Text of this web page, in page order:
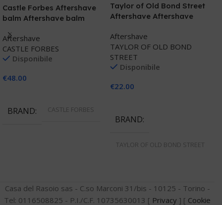
Castle Forbes Aftershave
balm Aftershave balm
Aftershave
CASTLE FORBES
Disponibile
€48.00
BRAND CASTLE FORBES
Taylor of Old Bond Street
Aftershave Aftershave
Aftershave
TAYLOR OF OLD BOND
STREET
Disponibile
€22.00
BRAND
TAYLOR OF OLD BOND STREET
Casa del Rasoio sas - C.so Marconi 31/bis - 10125 - Torino -
Tel: 0116508825 - P.I./C.F. 10735630013 [ Privacy ] [ Cookie